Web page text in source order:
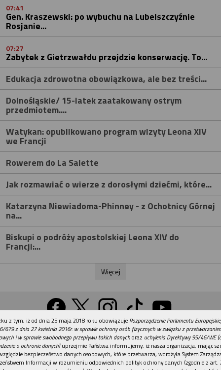
07:41
Gen. Kraszewski: po wybuchu na Lubelszczyźnie
Rosjanie...
07:27
Zabytek z Gietrzwałdu przejdzie konserwację. To...
Edukacja zdrowotna obowiązkowa, ale bez treści...
Dolnośląskie/ 15-latek zaatakowany ostrym
przedmiotem....
Watykan: opublikowano program wizyty Leona XIV
we Francji
Rowerem do La Salette
Jak rozmawiać o wierze z dorosłymi dziećmi, które...
Katarzyna Niewiadoma-Phinney - z Ochotnicy Górnej
na...
Biskupi o podróży apostolskiej Leona XIV do
Francji:...
Więcej
Wersja na komputer
Działy Tematy Kontakt Reklama Patronaty
REKLAMA
z tym, iż od dnia 25 maja 2018 roku obowiązuje Rozporządzenie Parlamentu
679 z dnia 27 kwietnia 2016r. w sprawie ochrony osób fizycznych w związku z
i w sprawie swobodnego przepływu takich danychoraz uchylenia Dyrektywy 95/46/WE
o ochronie danych)uprzejmie Państwa informujemy, iż nasza organizacja, mając
bezpieczeństwo danych osobowych, które przetwarza, wdrożyła System
Informacji w rozumieniu odpowiednich polityk ochrony danych (zgodnie z art.